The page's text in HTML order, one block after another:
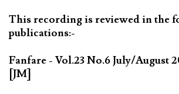
This recording is reviewed in the
publications:-
Fanfare - Vol.23 No.6 July/August
[JM]